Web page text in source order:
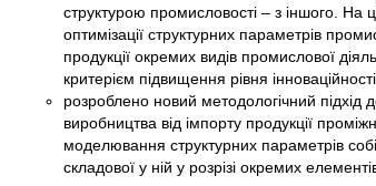
структурою промисловості – з іншого. На
оптимізації структурних параметрів
продукції окремих видів промислової
критерієм підвищення рівня
розроблено новий методологічний
виробництва від імпорту продукції
моделювання структурних параметрів
складової у ній у розрізі окремих